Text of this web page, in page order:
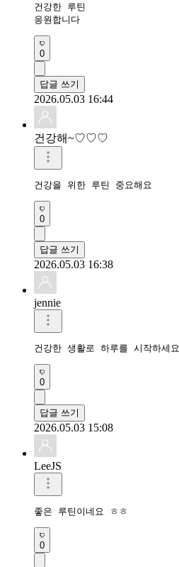
건강한 루틴
응원합니다
0
답글 쓰기
2026.05.03 16:44
건강해~♡♡♡
건강을 위한 루틴 중요해요
0
답글 쓰기
2026.05.03 16:38
jennie
건강한 생활로 하루를 시작하세요
0
답글 쓰기
2026.05.03 15:08
LeeJS
좋은 루틴이네요 ㅎㅎ
0